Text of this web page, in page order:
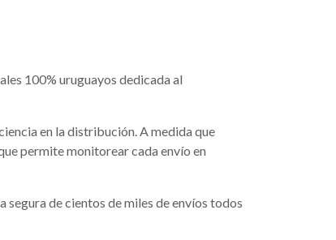
100% uruguayos dedicada al
en la distribución. A medida que
permite monitorear cada envío en
de cientos de miles de envíos todos